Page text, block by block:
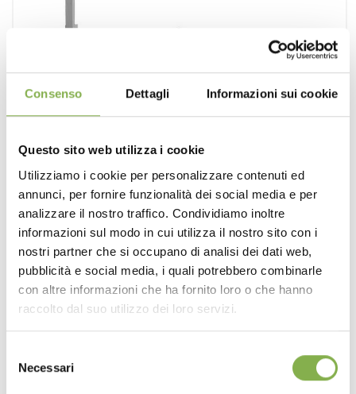
Consenso Dettagli Informazioni sui cookie
Questo sito web utilizza i cookie
Utilizziamo i cookie per personalizzare contenuti ed
annunci, per fornire funzionalità dei social media e per
analizzare il nostro traffico. Condividiamo inoltre
informazioni sul modo in cui utilizza il nostro sito con i
nostri partner che si occupano di analisi dei dati web,
pubblicità e social media, i quali potrebbero combinarle
con altre informazioni che ha fornito loro o che hanno
raccolto dal suo utilizzo dei loro servizi.
delNecessari
Rough terrain carrier for
unistandard cart
Pneumatic wheels ø 15.76 inches - Loading
capacity: 661 lb